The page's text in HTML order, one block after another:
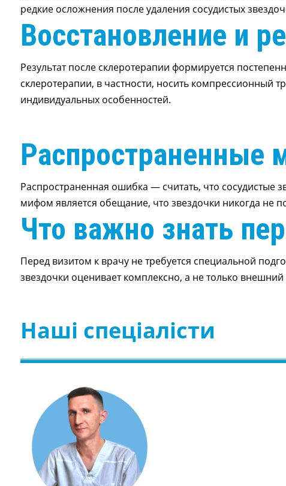
редкие осложнения после удаления сосудистых
Восстановление и
Результат после склеротерапии формируется
склеротерапии, в частности, носить компрессионный
индивидуальных особенностей.
Распространенные
Распространенная ошибка — считать, что сосудистые
мифом является обещание, что звездочки никогда не
Что важно знать
Перед визитом к врачу не требуется специальной
звездочки оценивает комплексно, а не только внешний
Наші спеціалісти